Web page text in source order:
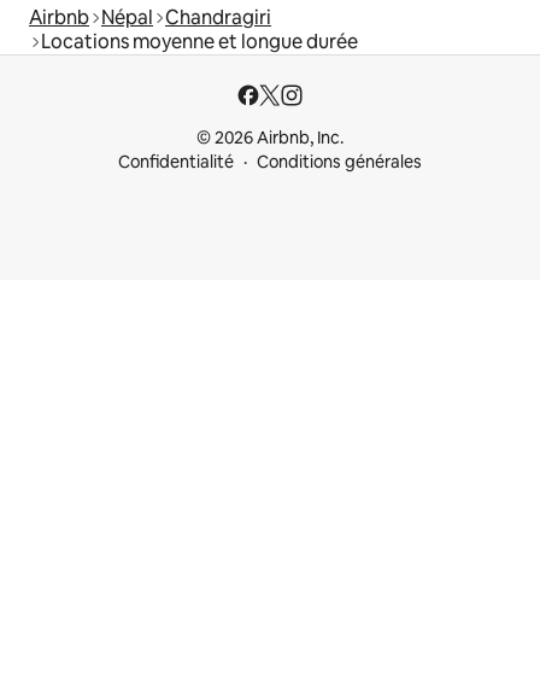
Airbnb Népal Chandragiri
Locations moyenne et longue durée
© 2026 Airbnb, Inc.
Confidentialité
Conditions générales